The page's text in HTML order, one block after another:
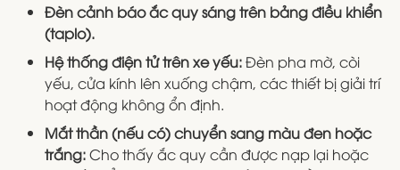
Đèn cảnh báo ắc quy sáng trên bảng điều khiển
(taplo).
Hệ thống điện tử trên xe yếu:Đèn pha mờ, còi
yếu, cửa kính lên xuống chậm, các thiết bị giải trí
hoạt động không ổn định.
Mắt thần (nếu có) chuyển sang màu đen hoặc
trắng:Cho thấy ắc quy cần được nạp lại hoặc